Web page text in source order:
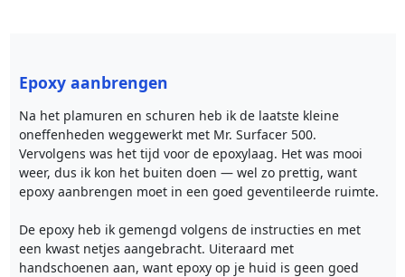
Epoxy aanbrengen
Na het plamuren en schuren heb ik de laatste kleine
oneffenheden weggewerkt met Mr. Surfacer 500.
Vervolgens was het tijd voor de epoxylaag. Het was mooi
weer, dus ik kon het buiten doen — wel zo prettig, want
epoxy aanbrengen moet in een goed geventileerde ruimte.
De epoxy heb ik gemengd volgens de instructies en met
een kwast netjes aangebracht. Uiteraard met
handschoenen aan, want epoxy op je huid is geen goed